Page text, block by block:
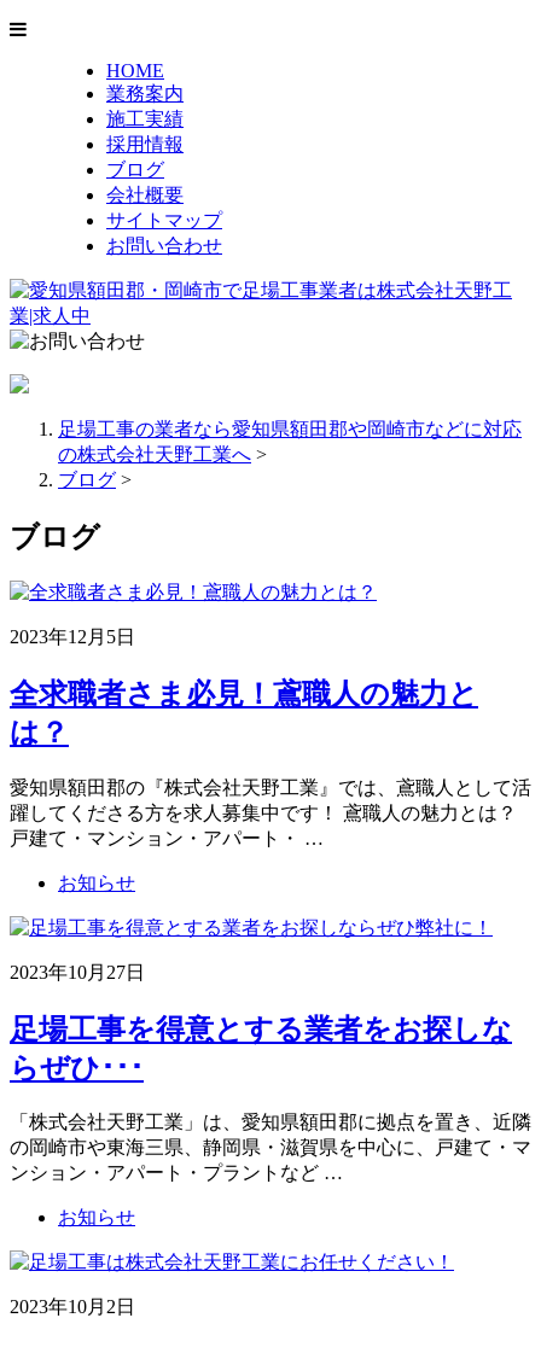
HOME
業務案内
施工実績
採用情報
ブログ
会社概要
サイトマップ
お問い合わせ
足場工事の業者なら愛知県額田郡や岡崎市などに対応
の株式会社天野工業へ >
ブログ >
ブログ
2023年12月5日
全求職者さま必見！鳶職人の魅力と
は？
愛知県額田郡の『株式会社天野工業』では、鳶職人として活
躍してくださる方を求人募集中です！ 鳶職人の魅力とは？
戸建て・マンション・アパート・ …
お知らせ
2023年10月27日
足場工事を得意とする業者をお探しな
らぜひ･･･
「株式会社天野工業」は、愛知県額田郡に拠点を置き、近隣
の岡崎市や東海三県、静岡県・滋賀県を中心に、戸建て・マ
ンション・アパート・プラントなど …
お知らせ
2023年10月2日